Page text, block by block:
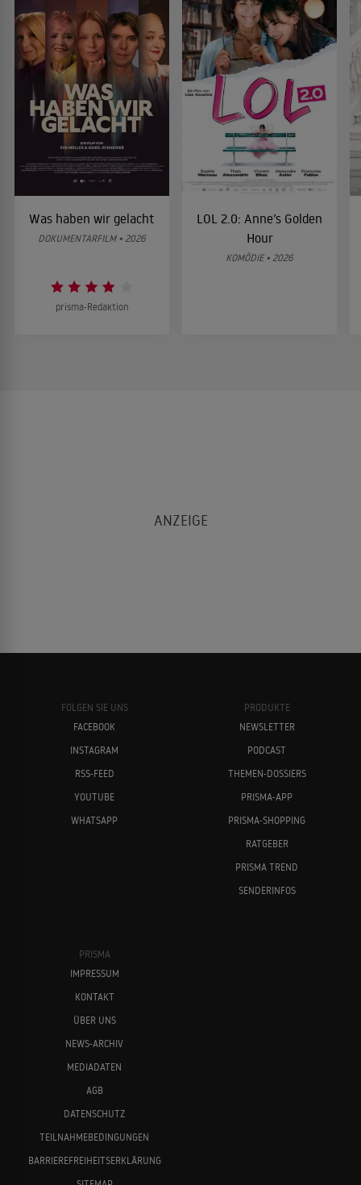
Was haben wir gelacht
DOKUMENTARFILM • 2026
prisma-Redaktion
LOL 2.0: Anne’s Golden
Hour
KOMÖDIE • 2026
FOLGEN SIE UNS
FACEBOOK
INSTAGRAM
RSS-FEED
YOUTUBE
WHATSAPP
PRODUKTE
NEWSLETTER
PODCAST
THEMEN-DOSSIERS
PRISMA-APP
PRISMA-SHOPPING
RATGEBER
PRISMA TREND
SENDERINFOS
PRISMA
IMPRESSUM
KONTAKT
ÜBER UNS
NEWS-ARCHIV
MEDIADATEN
AGB
DATENSCHUTZ
TEILNAHMEBEDINGUNGEN
BARRIEREFREIHEITSERKLÄRUNG